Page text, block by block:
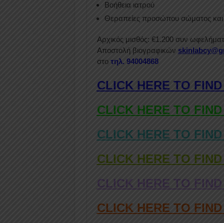
Βοήθεια ιατρού
Θεραπείες προσώπου σώματος και
Αρχικός μισθός: €1.200 συν
Αποστολή βιογραφικών
στοτηλ. 94004868
CLICK HERE TO
CLICK HERE TO
CLICK HERE TO
CLICK HERE TO
CLICK HERE TO
CLICK HERE TO